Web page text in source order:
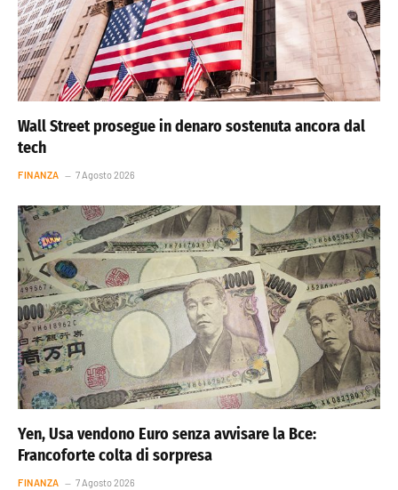
Wall Street prosegue in denaro sostenuta ancora dal
tech
FINANZA 7 Agosto 2026
Yen, Usa vendono Euro senza avvisare la Bce:
Francoforte colta di sorpresa
FINANZA 7 Agosto 2026